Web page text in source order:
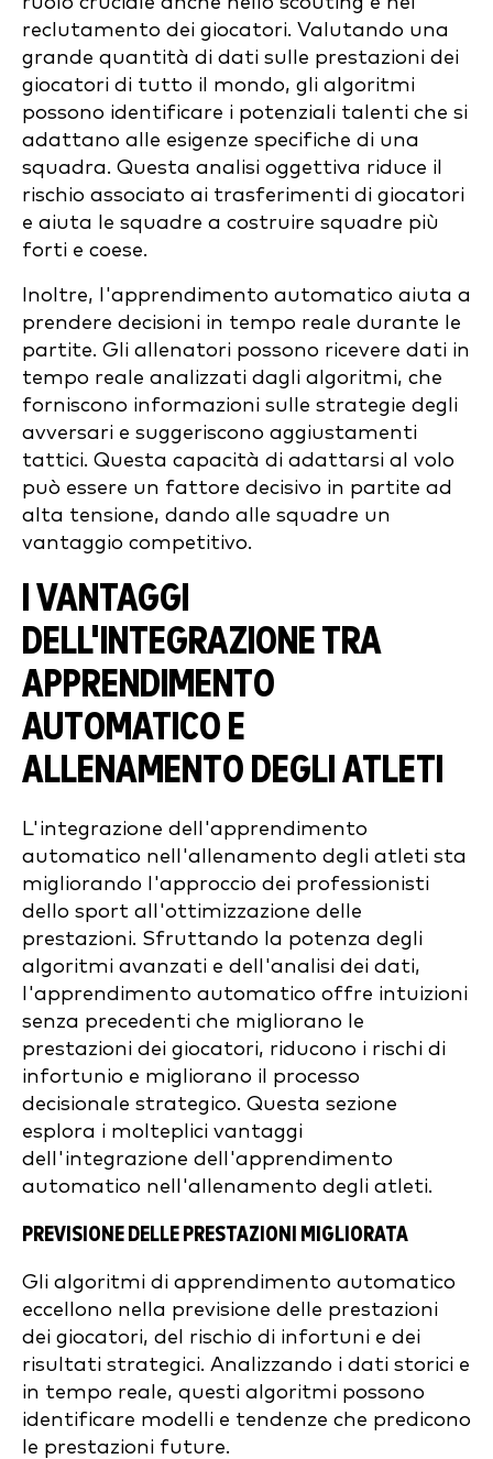
reclutamento dei giocatori. Valutando una
grande quantità di dati sulle prestazioni dei
giocatori di tutto il mondo, gli algoritmi
possono identificare i potenziali talenti che si
adattano alle esigenze specifiche di una
squadra. Questa analisi oggettiva riduce il
rischio associato ai trasferimenti di giocatori
e aiuta le squadre a costruire squadre più
forti e coese.
Inoltre, l'apprendimento automatico aiuta a
prendere decisioni in tempo reale durante le
partite. Gli allenatori possono ricevere dati in
tempo reale analizzati dagli algoritmi, che
forniscono informazioni sulle strategie degli
avversari e suggeriscono aggiustamenti
tattici. Questa capacità di adattarsi al volo
può essere un fattore decisivo in partite ad
alta tensione, dando alle squadre un
vantaggio competitivo.
I VANTAGGI
DELL'INTEGRAZIONE TRA
APPRENDIMENTO
AUTOMATICO E
ALLENAMENTO DEGLI ATLETI
L'integrazione dell'apprendimento
automatico nell'allenamento degli atleti sta
migliorando l'approccio dei professionisti
dello sport all'ottimizzazione delle
prestazioni. Sfruttando la potenza degli
algoritmi avanzati e dell'analisi dei dati,
l'apprendimento automatico offre intuizioni
senza precedenti che migliorano le
prestazioni dei giocatori, riducono i rischi di
infortunio e migliorano il processo
decisionale strategico. Questa sezione
esplora i molteplici vantaggi
dell'integrazione dell'apprendimento
automatico nell'allenamento degli atleti.
PREVISIONE DELLE PRESTAZIONI MIGLIORATA
Gli algoritmi di apprendimento automatico
eccellono nella previsione delle prestazioni
dei giocatori, del rischio di infortuni e dei
risultati strategici. Analizzando i dati storici e
in tempo reale, questi algoritmi possono
identificare modelli e tendenze che predicono
le prestazioni future.